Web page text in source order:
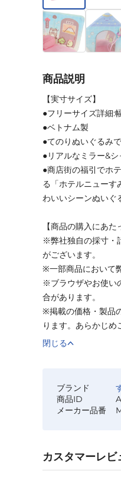
商品説明
【実寸サイズ】
●フリーサイズ詳細:
●ベトナム製
●てのりぬいぐるみ
●リアルなミラー&
●商店街の福引でホ
る「ホテルニューす
わいいシーンぬいぐ
【商品の購入にあた
※弊社独自の採寸・
がございます。
※一部商品において
※ブラウザやお使い
合があります。
※掲載の価格・製品
ります。あらかじめ
閉じる
ブランド
商品ID
メーカー品番
カスタマーレビ